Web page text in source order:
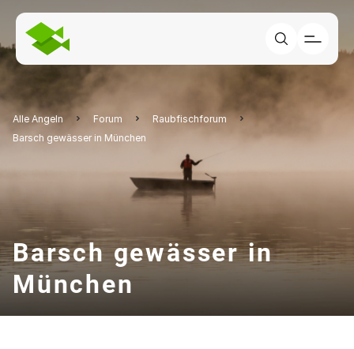
Alle Angeln Forum
Raubfischforum
Barsch gewässer in München
Barsch gewässer in
München